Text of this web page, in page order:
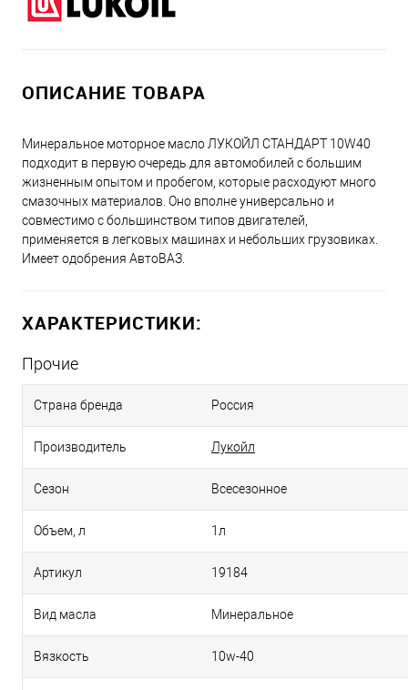
ОПИСАНИЕ ТОВАРА
Минеральное моторное масло ЛУКОЙЛ СТАНДАРТ 10W40
подходит в первую очередь для автомобилей с большим
жизненным опытом и пробегом, которые расходуют много
смазочных материалов. Оно вполне универсально и
совместимо с большинством типов двигателей,
применяется в легковых машинах и небольших грузовиках.
Имеет одобрения АвтоВАЗ.
ХАРАКТЕРИСТИКИ:
Прочие
Страна бренда Россия
Производитель Лукойл
Сезон Всесезонное
Объем, л 1л
Артикул 19184
Вид масла Минеральное
Вязкость 10w-40